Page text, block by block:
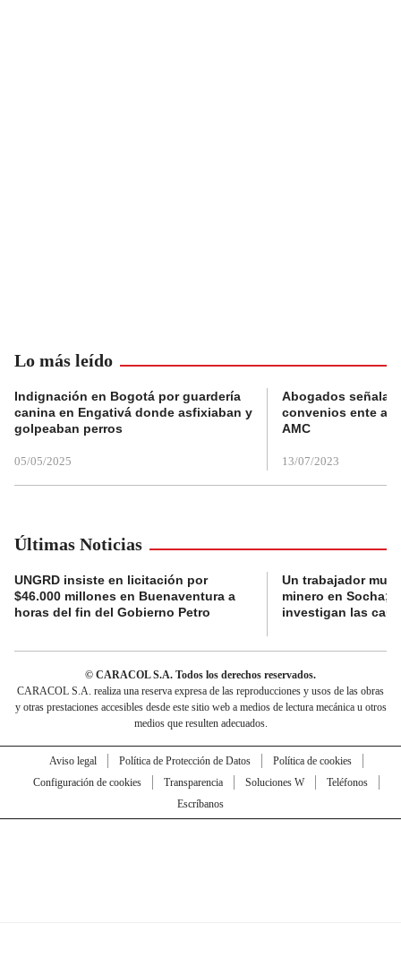
Lo más leído
Indignación en Bogotá por guardería
canina en Engativá donde asfixiaban y
golpeaban perros
05/05/2025
Abogados
convenios ente
AMC
13/07/2023
Últimas Noticias
UNGRD insiste en licitación por
$46.000 millones en Buenaventura a
horas del fin del Gobierno Petro
Un trabajador
minero en Socha;
investigan las
© CARACOL S.A. Todos los derechos reservados.
CARACOL S.A. realiza una reserva expresa de las reproducciones y usos de las obras
y otras prestaciones accesibles desde este sitio web a medios de lectura mecánica u otros
medios que resulten adecuados.
Aviso legal Política de Protección de Datos
Política de cookies
Configuración de cookies
Transparencia Soluciones W
Teléfonos
Escríbanos